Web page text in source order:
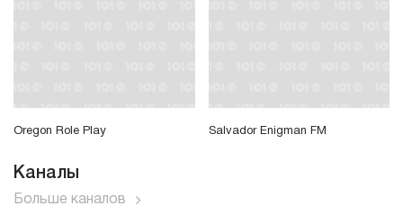
Oregon Role Play Salvador Enigman FM
Каналы
Больше каналов